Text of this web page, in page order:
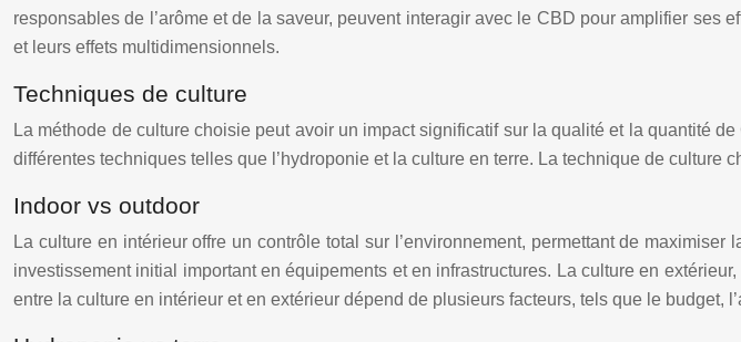
responsables de l’arôme et de la saveur, peuvent interagir avec le CBD pour amplifier
et leurs effets multidimensionnels.
Techniques de culture
La méthode de culture choisie peut avoir un impact significatif sur la qualité et la quantité
différentes techniques telles que l’hydroponie et la culture en terre. La technique de
Indoor vs outdoor
La culture en intérieur offre un contrôle total sur l’environnement, permettant de
investissement initial important en équipements et en infrastructures. La culture en
entre la culture en intérieur et en extérieur dépend de plusieurs facteurs, tels que le budget,